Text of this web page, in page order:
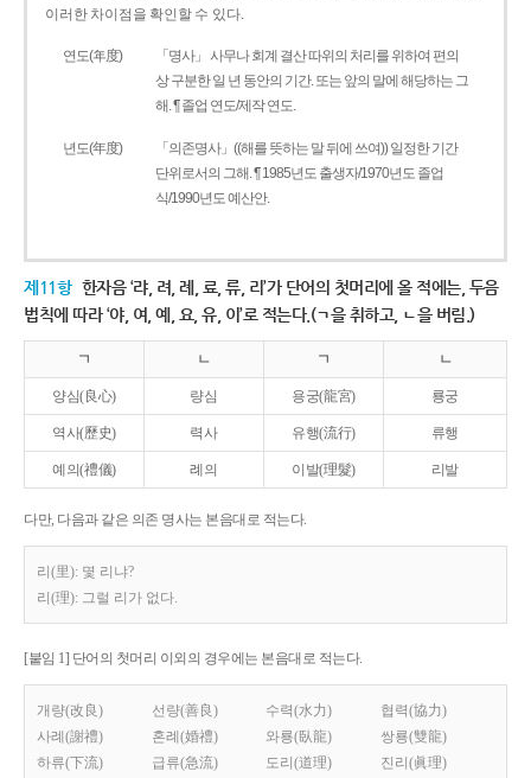
이러한 차이점을 확인할 수 있다.
연도(年度)
「명사」 사무나 회계 결산 따위의 처리를 위하여 편의
상 구분한 일 년 동안의 기간. 또는 앞의 말에 해당하는 그
해. ¶ 졸업 연도/제작 연도.
년도(年度)
「의존명사」((해를 뜻하는 말 뒤에 쓰여)) 일정한 기간
단위로서의 그해. ¶ 1985년도 출생자/1970년도 졸업
식/1990년도 예산안.
제11항 한자음 ‘랴, 려, 례, 료, 류, 리’가 단어의 첫머리에 올 적에는, 두음
법칙에 따라 ‘야, 여, 예, 요, 유, 이’로 적는다.(ㄱ을 취하고, ㄴ을 버림.)
ㄱ ㄴ ㄱ ㄴ
양심(良心) 량심 용궁(龍宮) 룡궁
역사(歷史) 력사 유행(流行) 류행
예의(禮儀) 례의 이발(理髮) 리발
다만, 다음과 같은 의존 명사는 본음대로 적는다.
리(里): 몇 리냐?
리(理): 그럴 리가 없다.
[붙임 1] 단어의 첫머리 이외의 경우에는 본음대로 적는다.
개량(改良) 선량(善良) 수력(水力)
협력(協力)
사례(謝禮)
혼례(婚禮) 와룡(臥龍)
쌍룡(雙龍)
하류(下流)
급류(急流) 도리(道理) 진리(眞理)